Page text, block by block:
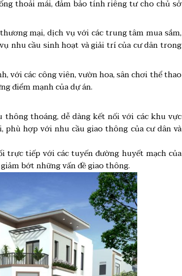
thoải mái, đảm bảo tính riêng tư cho chủ sở
mại, dịch vụ với các trung tâm mua sắm,
nhu cầu sinh hoạt và giải trí của cư dân trong
với các công viên, vườn hoa, sân chơi thể thao
điểm mạnh của dự án.
thoáng, dễ dàng kết nối với các khu vực
hợp với nhu cầu giao thông của cư dân và
trực tiếp với các tuyến đường huyết mạch của
bớt những vấn đề giao thông.